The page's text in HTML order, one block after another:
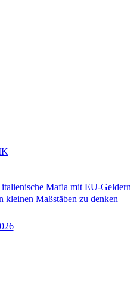
Mafia mit EU-Geldern
kleinen Maßstäben zu denken